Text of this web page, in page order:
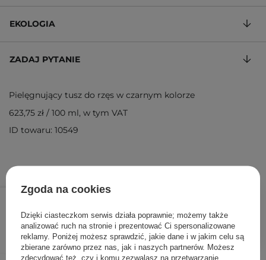
49,90 zł /szt.
DODAJ DO KOSZYKA
EKOLOGIA
ZADAJ PYTANIE
Pielęgnujący tusz do rzęs w czarnym kolorze
623,75 zł / 100 ml, w tym VAT
ID towaru: 10549
Zgoda na cookies
Dzięki ciasteczkom serwis działa poprawnie; możemy także
analizować ruch na stronie i prezentować Ci spersonalizowane
reklamy. Poniżej możesz sprawdzić, jakie dane i w jakim celu są
zbierane zarówno przez nas, jak i naszych partnerów. Możesz
zdecydować też, czy i komu zezwalasz na przetwarzanie